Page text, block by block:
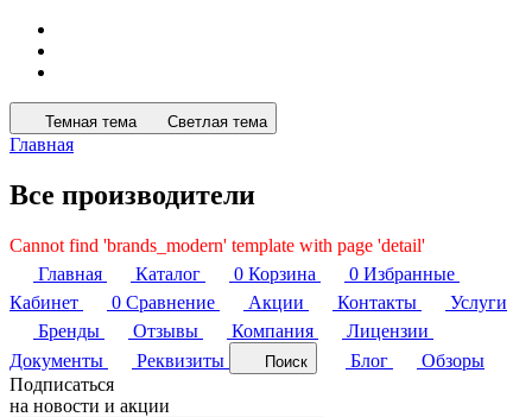
Темная тема Светлая тема
Главная
Все производители
Cannot find 'brands_modern' template with page 'detail'
Главная
Каталог 0 Корзина 0 Избранные
Кабинет
0 Сравнение Акции Контакты
Услуги
Бренды
Отзывы Компания
Лицензии
Документы
Реквизиты Поиск Блог
Обзоры
Подписаться
на новости и акции